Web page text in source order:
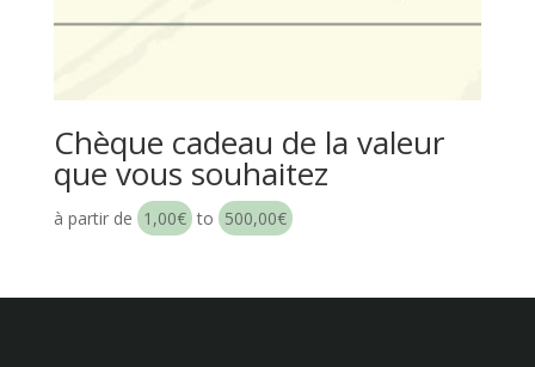
Chèque cadeau de la valeur
que vous souhaitez
à partir de 1,00€ to 500,00€